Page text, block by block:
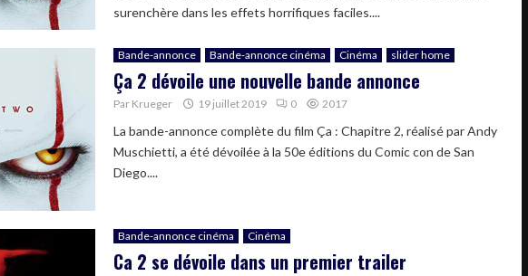
surenchère dans les effets horrifiques faciles....
Bande-annonce Bande-annonce cinéma Cinéma slider home
Ça 2 dévoile une nouvelle bande annonce
Par Krueger 19 juillet 2019 0 2017
La bande-annonce complète du film Ça : Chapitre 2, réalisé par Andy
Muschietti, a été dévoilée à la 50e éditions du Comic con de San
Diego....
Bande-annonce cinéma Cinéma
Ca 2 se dévoile dans un premier trailer